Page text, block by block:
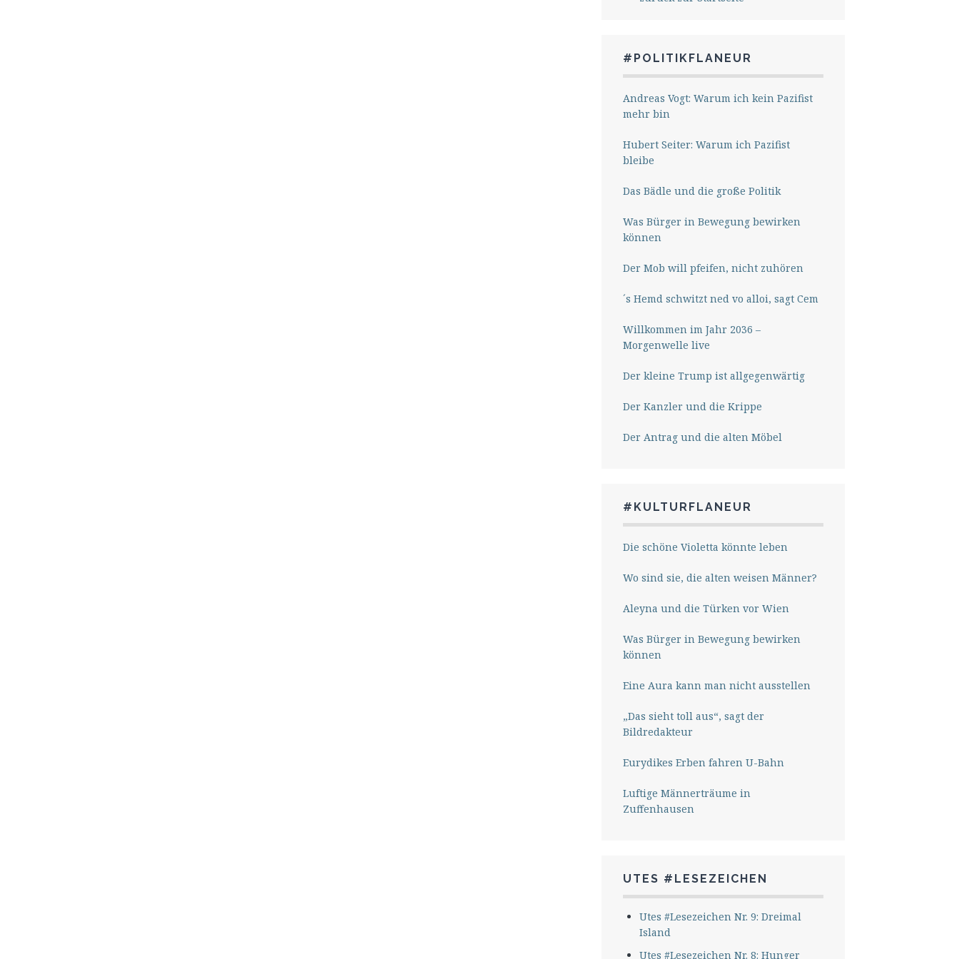
#POLITIKFLANEUR
Andreas Vogt: Warum ich kein Pazifist
mehr bin
Hubert Seiter: Warum ich Pazifist
bleibe
Das Bädle und die große Politik
Was Bürger in Bewegung bewirken
können
Der Mob will pfeifen, nicht zuhören
´s Hemd schwitzt ned vo alloi, sagt Cem
Willkommen im Jahr 2036 –
Morgenwelle live
Der kleine Trump ist allgegenwärtig
Der Kanzler und die Krippe
Der Antrag und die alten Möbel
#KULTURFLANEUR
Die schöne Violetta könnte leben
Wo sind sie, die alten weisen Männer?
Aleyna und die Türken vor Wien
Was Bürger in Bewegung bewirken
können
Eine Aura kann man nicht ausstellen
„Das sieht toll aus“, sagt der
Bildredakteur
Eurydikes Erben fahren U-Bahn
Luftige Männerträume in
Zuffenhausen
UTES #LESEZEICHEN
Utes #Lesezeichen Nr. 9: Dreimal
Island
Utes #Lesezeichen Nr. 8: Hunger